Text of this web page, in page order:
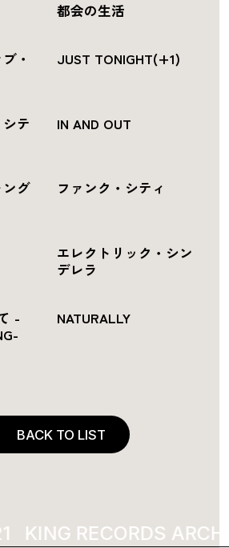
都会の生活
・
JUST TONIGHT(+1)
テ
IN AND OUT
グ
ファンク・シティ
エレクトリック・シン
デレラ
-
NATURALLY
BACK TO LIST
KING RECORDS